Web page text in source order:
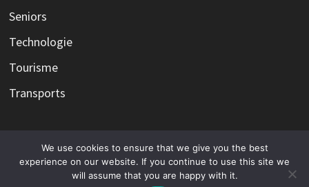
Seniors
Technologie
Tourisme
Transports
Copyright © 2026Infos et l'actualité avec l'expertise, le
savoir faire et l'expérience d'éditorialistes.. Alimenté par
We use cookies to ensure that we give you the best
experience on our website. If you continue to use this site we
will assume that you are happy with it.